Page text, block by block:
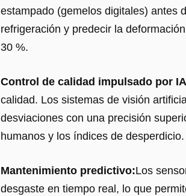
estampado (gemelos digitales) antes
refrigeración y predecir la
30 %.
Control de calidad impulsado por
calidad. Los sistemas de visión
desviaciones con una precisión
humanos y los índices de desperdicio.
Mantenimiento predictivo:Los
desgaste en tiempo real, lo que